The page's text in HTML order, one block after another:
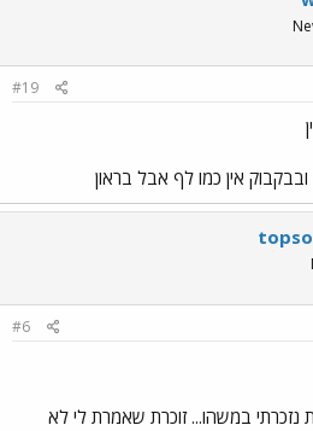
#19
ובבקבוק אין כמו לף אבל בראון
#6
במשהו... זוכרת שאמרת לי לא